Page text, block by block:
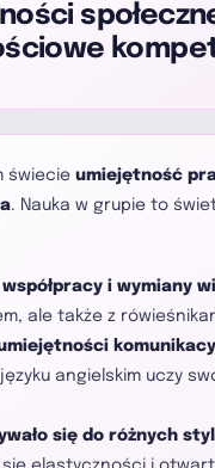
świecie umiejętność
. Nauka w grupie to
współpracy i wymiany
ale także z
umiejętności
angielskim uczy
się do różnych